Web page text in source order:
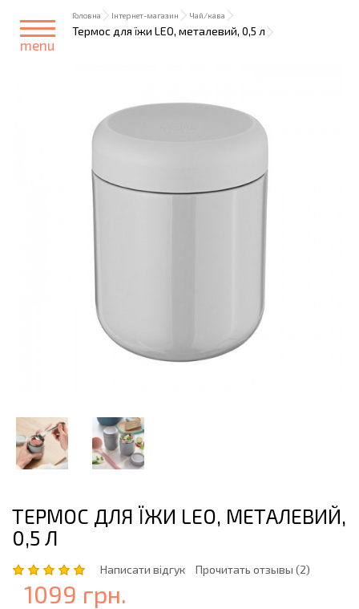
menu
Головна Інтернет-магазин Чай/кава
Термос для їжи LEO, металевий, 0,5 л
ТЕРМОС ДЛЯ ЇЖИ LEO, МЕТАЛЕВИЙ,
0,5 Л
Написати відгук Прочитать отзывы (2)
1099 грн.